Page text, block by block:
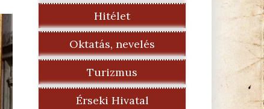
Hitélet
Oktatás, nevelés
Turizmus
Érseki Hivatal